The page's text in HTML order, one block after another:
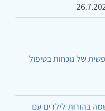
של נוכחות בטיפול
בהורות לילדים עם